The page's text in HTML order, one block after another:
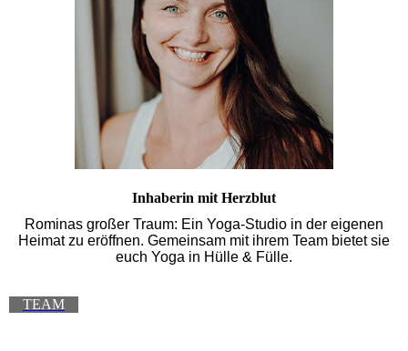
Inhaberin mit Herzblut
Rominas großer Traum: Ein Yoga-Studio in der eigenen
Heimat zu eröffnen. Gemeinsam mit ihrem Team bietet sie
euch Yoga in Hülle & Fülle.
TEAM